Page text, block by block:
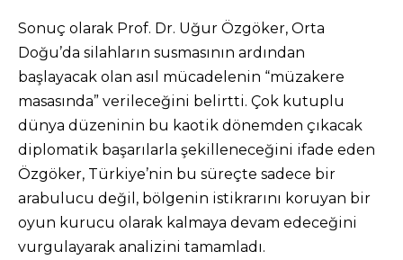
Sonuç olarak Prof. Dr. Uğur Özgöker, Orta
Doğu’da silahların susmasının ardından
başlayacak olan asıl mücadelenin “müzakere
masasında” verileceğini belirtti. Çok kutuplu
dünya düzeninin bu kaotik dönemden çıkacak
diplomatik başarılarla şekilleneceğini ifade eden
Özgöker, Türkiye’nin bu süreçte sadece bir
arabulucu değil, bölgenin istikrarını koruyan bir
oyun kurucu olarak kalmaya devam edeceğini
vurgulayarak analizini tamamladı.